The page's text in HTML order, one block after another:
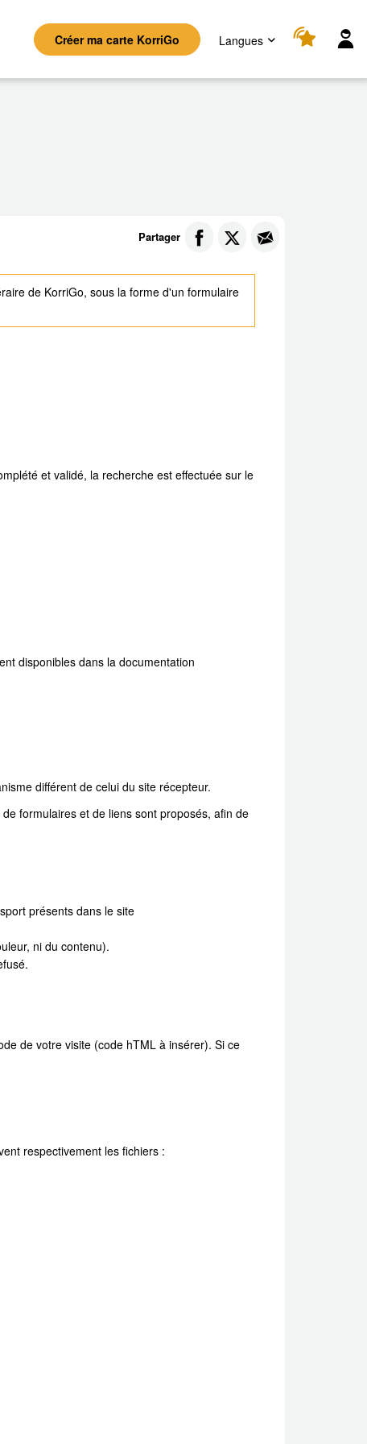
Créer ma carte KorriGo Langues
Partager
de KorriGo, sous la forme d'un formulaire
et validé, la recherche est effectuée sur le
disponibles dans la documentation
différent de celui du site récepteur.
formulaires et de liens sont proposés, afin de
présents dans le site
ni du contenu).
de votre visite (code hTML à insérer). Si ce
respectivement les fichiers :